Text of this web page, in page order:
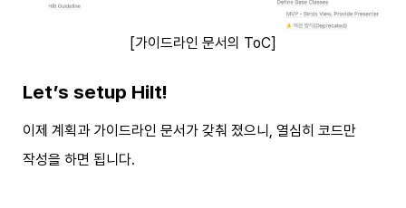
[가이드라인 문서의 ToC]
Let’s setup Hilt!
이제 계획과 가이드라인 문서가 갖춰 졌으니, 열심히 코드만
작성을 하면 됩니다.